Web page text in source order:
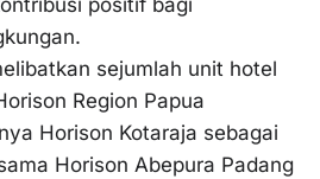
positif bagi
sejumlah unit hotel
Region Papua
Horison Kotaraja sebagai
Horison Abepura Padang